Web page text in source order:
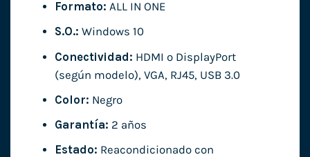
Formato: ALL IN ONE
S.O.: Windows 10
Conectividad: HDMI o DisplayPort
(según modelo), VGA, RJ45, USB 3.0
Color: Negro
Garantía: 2 años
Estado: Reacondicionado con